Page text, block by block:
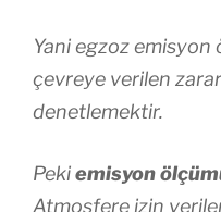
Yani egzoz emisyon
çevreye verilen
denetlemektir.
Pekiemisyon
Atmosfere izin